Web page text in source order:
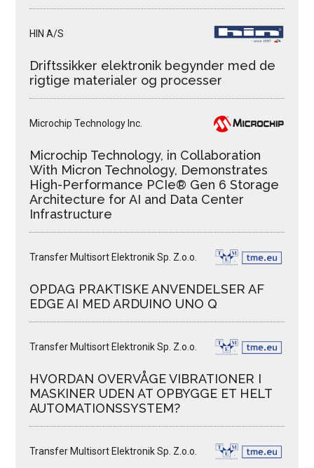
HIN A/S
Driftssikker elektronik begynder med de
rigtige materialer og processer
Microchip Technology Inc.
Microchip Technology, in Collaboration
With Micron Technology, Demonstrates
High-Performance PCIe® Gen 6 Storage
Architecture for AI and Data Center
Infrastructure
Transfer Multisort Elektronik Sp. Z.o.o.
OPDAG PRAKTISKE ANVENDELSER AF
EDGE AI MED ARDUINO UNO Q
Transfer Multisort Elektronik Sp. Z.o.o.
HVORDAN OVERVÅGE VIBRATIONER I
MASKINER UDEN AT OPBYGGE ET HELT
AUTOMATIONSSYSTEM?
Transfer Multisort Elektronik Sp. Z.o.o.